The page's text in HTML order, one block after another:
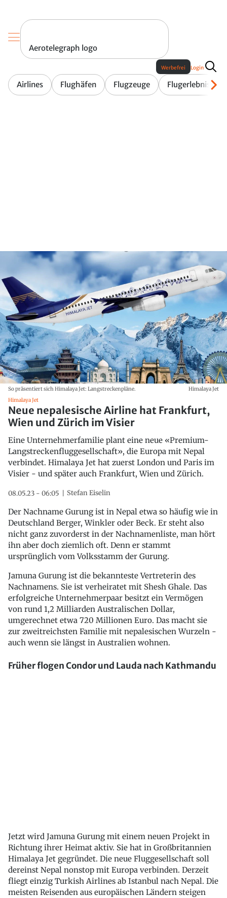
Aerotelegraph logo
Airlines Flughäfen Flugzeuge Flugerlebnis
Werbefrei Login
So präsentiert sich Himalaya Jet: Langstreckenpläne.
Himalaya Jet
Himalaya Jet
Neue nepalesische Airline hat Frankfurt,
Wien und Zürich im Visier
Eine Unternehmerfamilie plant eine neue «Premium-
Langstreckenfluggesellschaft», die Europa mit Nepal
verbindet. Himalaya Jet hat zuerst London und Paris im
Visier - und später auch Frankfurt, Wien und Zürich.
08.05.23 - 06:05 Stefan Eiselin
Der Nachname Gurung ist in Nepal etwa so häufig wie in
Deutschland Berger, Winkler oder Beck. Er steht also
nicht ganz zuvorderst in der Nachnamenliste, man hört
ihn aber doch ziemlich oft. Denn er stammt
ursprünglich vom Volksstamm der Gurung.
Jamuna Gurung ist die bekannteste Vertreterin des
Nachnamens. Sie ist verheiratet mit Shesh Ghale. Das
erfolgreiche Unternehmerpaar besitzt ein Vermögen
von rund 1,2 Milliarden Australischen Dollar,
umgerechnet etwa 720 Millionen Euro. Das macht sie
zur zweitreichsten Familie mit nepalesischen Wurzeln -
auch wenn sie längst in Australien wohnen.
Früher flogen Condor und Lauda nach Kathmandu
Jetzt wird Jamuna Gurung mit einem neuen Projekt in
Richtung ihrer Heimat aktiv. Sie hat in Großbritannien
Himalaya Jet gegründet. Die neue Fluggesellschaft soll
dereinst Nepal nonstop mit Europa verbinden. Derzeit
fliegt einzig Turkish Airlines ab Istanbul nach Nepal. Die
meisten Reisenden aus europäischen Ländern steigen